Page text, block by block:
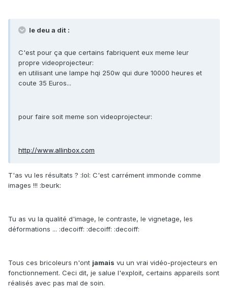
le deu a dit :
C'est pour ça que certains fabriquent eux meme leur
propre videoprojecteur:
en utilisant une lampe hqi 250w qui dure 10000 heures et
coute 35 Euros...
pour faire soit meme son videoprojecteur:
http://www.allinbox.com
T'as vu les résultats ? :lol: C'est carrément immonde comme
images !!! :beurk:
Tu as vu la qualité d'image, le contraste, le vignetage, les
déformations ... :decoiff: :decoiff: :decoiff:
Tous ces bricoleurs n'ont jamais vu un vrai vidéo-projecteurs en
fonctionnement. Ceci dit, je salue l'exploit, certains appareils sont
réalisés avec pas mal de soin.